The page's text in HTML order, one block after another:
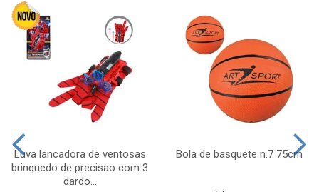
Luva lancadora de ventosas
brinquedo de precisao com 3
dardo...
Bola de basquete n.7 75cm